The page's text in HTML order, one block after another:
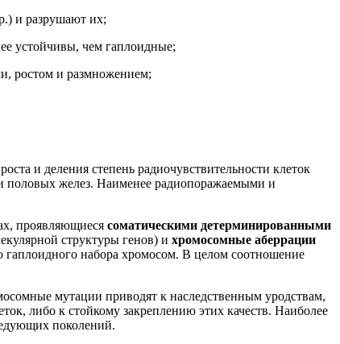
и разрушают их;
устойчивы, чем гаплоидные;
ростом и размножением;
и деления степень радиочувствительности клеток
половых желез. Наименее радиопоражаемыми и
проявляющиеся соматическими детерминированными
структуры генов) и хромосомные аберрации
гаплоидного набора хромосом. В целом соотношение
мутации приводят к наследственным уродствам,
либо к стойкому закреплению этих качеств. Наиболее
поколений.